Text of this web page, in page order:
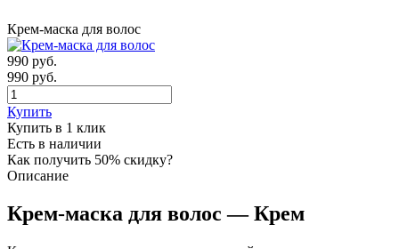
Крем-маска для волос
990 руб.
990 руб.
Купить
Купить в 1 клик
Есть в наличии
Как получить 50% скидку?
Описание
Крем-маска для волос — Крем